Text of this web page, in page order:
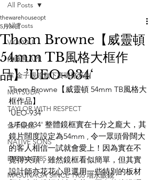
All Posts
VIOROU
內藤熊八作
掌 金子眼鏡旗下賽璐珞系列
MATSUDA
TAYLOR WITH RESPECT
金子眼鏡
NATIVE SONS
EYEVAN7285
MASUNAGA SINCE 1905 增永眼鏡
All Posts
Thom Browne【威靈頓
54mm TB風格大框作
品】’UEO-934‘
thewarehouseopt
5月26日
Thom Browne【威靈頓 54mm TB風格大
框作品】
’UEO-934‘
'UEO-934' 整體鏡框實在十分之龐大，其
鏡片闊度設定為54mm , 令一眾頭骨闊大
的客人相信一試就會愛上！因為實在不
覺得夾頭，雖然鏡框看似簡單，但其實
設計師亦花花心思選用一些特別的板材